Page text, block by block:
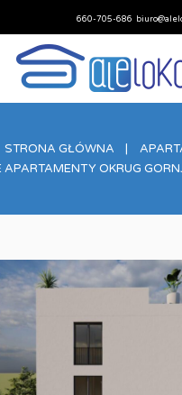
660-705-686
STRONA GŁÓWNA
APARTAMENTY OKRUG